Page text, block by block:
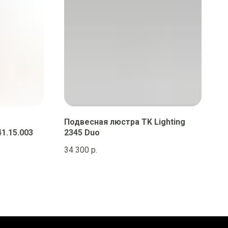
Подвесная люстра TK Lighting
2345 Duo
34 300 р.